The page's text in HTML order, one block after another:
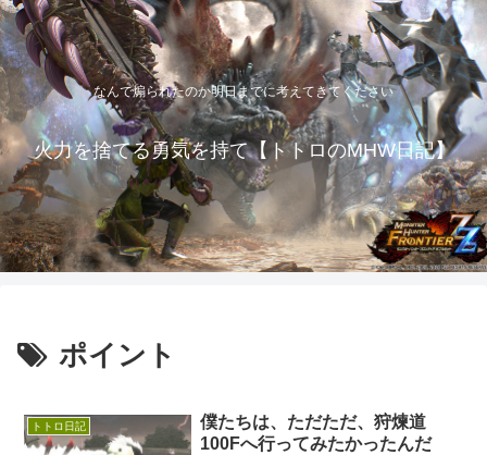
なんで煽られたのか明日までに考えてきてください
火力を捨てる勇気を持て【トトロのMHW日記】
ポイント
トトロ日記
僕たちは、ただただ、狩煉道
100Fへ行ってみたかったんだ